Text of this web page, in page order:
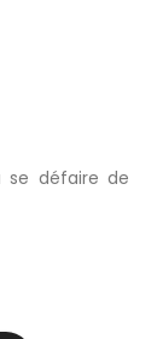
se défaire de